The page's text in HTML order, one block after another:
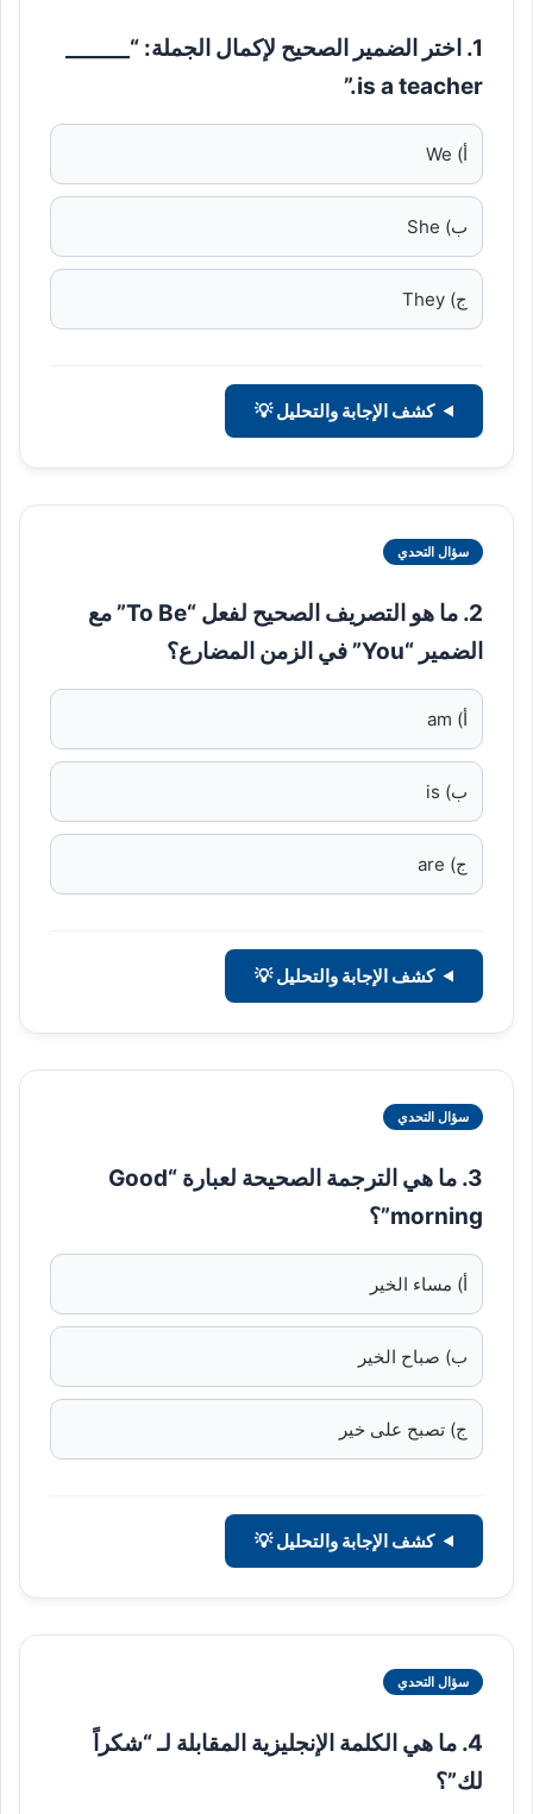
1. اختر الضمير الصحيح لإكمال الجملة: “______
is a teacher.”
أ) We
ب) She
ج) They
كشف الإجابة والتحليل 💡
سؤال التحدي
2. ما هو التصريف الصحيح لفعل “To Be” مع
الضمير “You” في الزمن المضارع؟
أ) am
ب) is
ج) are
كشف الإجابة والتحليل 💡
سؤال التحدي
3. ما هي الترجمة الصحيحة لعبارة “Good
morning”؟
أ) مساء الخير
ب) صباح الخير
ج) تصبح على خير
كشف الإجابة والتحليل 💡
سؤال التحدي
4. ما هي الكلمة الإنجليزية المقابلة لـ “شكراً
لك”؟